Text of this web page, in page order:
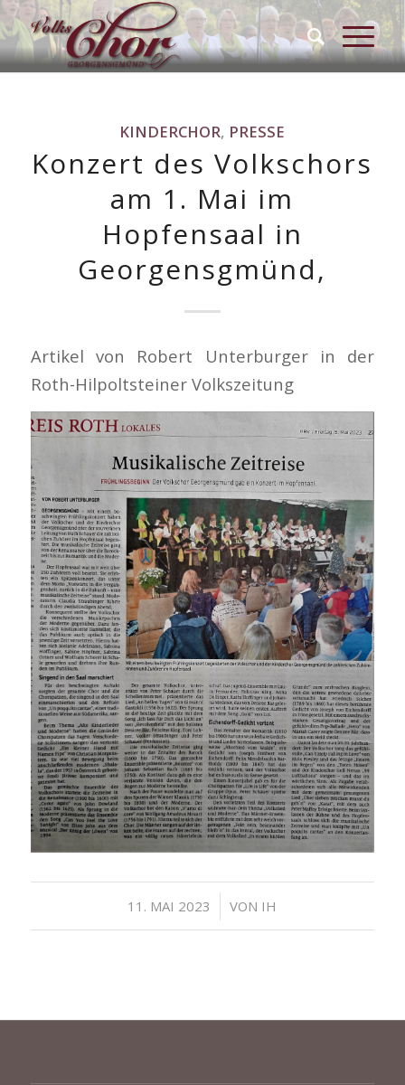
KINDERCHOR, PRESSE
Konzert des Volkschors
am 1. Mai im
Hopfensaal in
Georgensgmünd,
Artikel von Robert Unterburger in der
Roth-Hilpoltsteiner Volkszeitung
11. MAI 2023
/ VON IH